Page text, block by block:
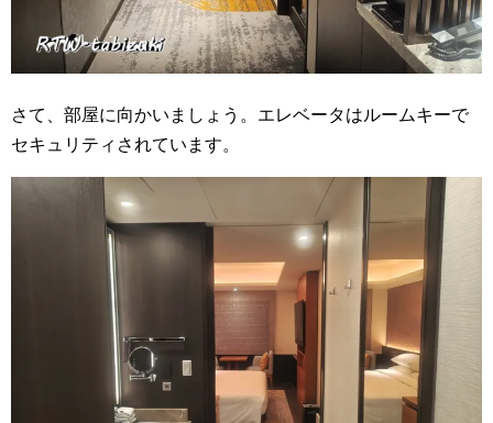
さて、部屋に向かいましょう。エレベータはルームキーで
セキュリティされています。